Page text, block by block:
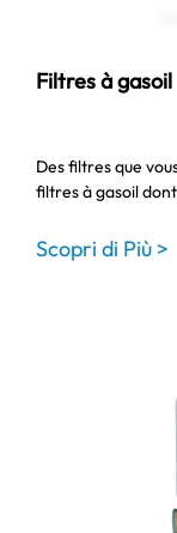
Filtres à gasoil
Des filtres que
filtres à gasoil
Scopri di Più >